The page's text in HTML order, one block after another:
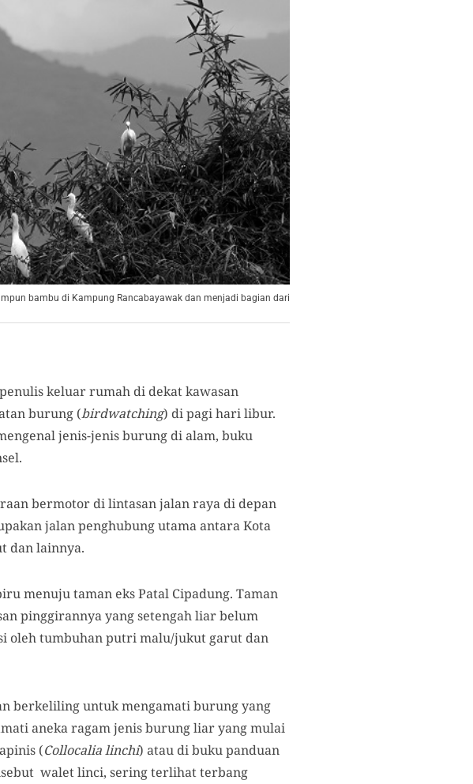
bambu di Kampung Rancabayawak dan menjadi bagian dari
keluar rumah di dekat kawasan
burung (birdwatching) di pagi hari libur.
jenis-jenis burung di alam, buku
bermotor di lintasan jalan raya di depan
jalan penghubung utama antara Kota
dan lainnya.
menuju taman eks Patal Cipadung. Taman
pinggirannya yang setengah liar belum
oleh tumbuhan putri malu/jukut garut dan
berkeliling untuk mengamati burung yang
aneka ragam jenis burung liar yang mulai
(Collocalia linchi) atau di buku panduan
walet linci, sering terlihat terbang